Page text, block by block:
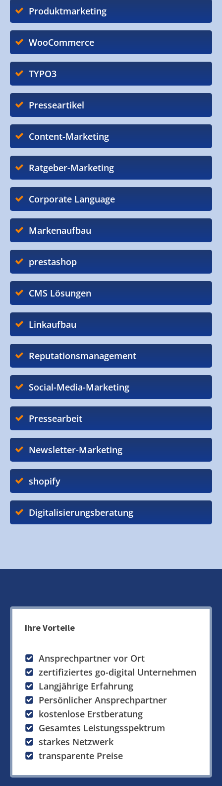
Produktmarketing
WooCommerce
TYPO3
Presseartikel
Content-Marketing
Ratgeber-Marketing
Corporate Language
Markenaufbau
prestashop
CMS Lösungen
Linkaufbau
Reputationsmanagement
Social-Media-Marketing
Pressearbeit
Newsletter-Marketing
shopify
Digitalisierungsberatung
Ihre Vorteile
Ansprechpartner vor Ort
zertifiziertes go-digital Unternehmen
Langjährige Erfahrung
Persönlicher Ansprechpartner
kostenlose Erstberatung
Gesamtes Leistungsspektrum
starkes Netzwerk
transparente Preise